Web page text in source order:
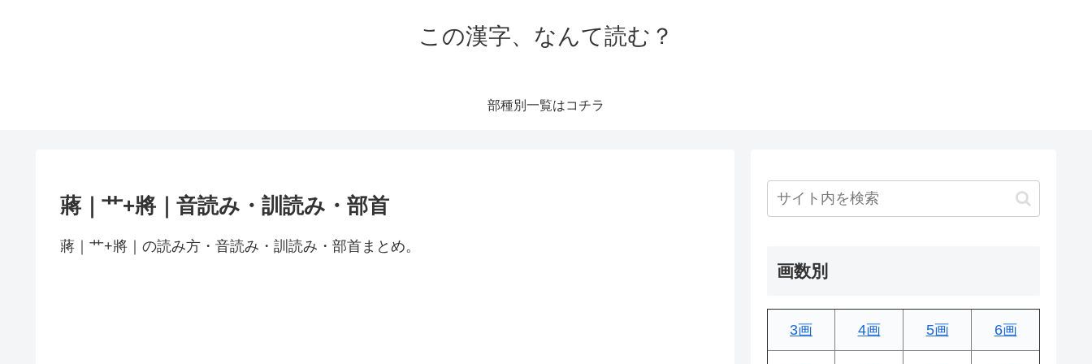
この漢字、なんて読む？
部種別一覧はコチラ
蔣｜艹+將｜音読み・訓読み・部首
蔣｜艹+將｜の読み方・音読み・訓読み・部首まとめ。
画数別
3画 4画 5画 6画